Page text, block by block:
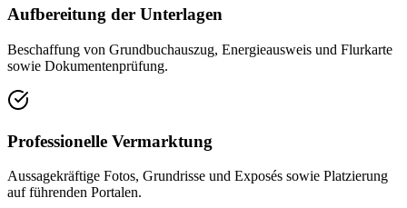
Aufbereitung der Unterlagen
Beschaffung von Grundbuchauszug, Energieausweis und Flurkarte
sowie Dokumentenprüfung.
Professionelle Vermarktung
Aussagekräftige Fotos, Grundrisse und Exposés sowie Platzierung
auf führenden Portalen.